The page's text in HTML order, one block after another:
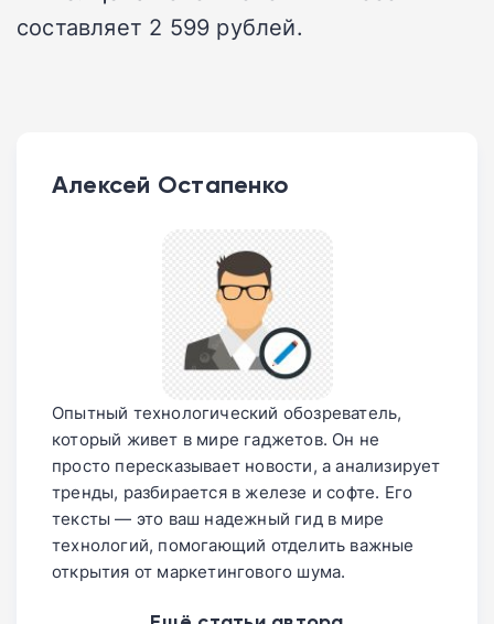
составляет 2 599 рублей.
Алексей Остапенко
Опытный технологический обозреватель,
который живет в мире гаджетов. Он не
просто пересказывает новости, а анализирует
тренды, разбирается в железе и софте. Его
тексты — это ваш надежный гид в мире
технологий, помогающий отделить важные
открытия от маркетингового шума.